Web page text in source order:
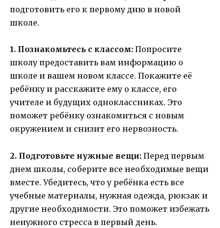
подготовить его к первому дню в новой
школе.
1. Познакомьтесь с классом: Попросите
школу предоставить вам информацию о
школе и вашем новом классе. Покажите её
ребёнку и расскажите ему о классе, его
учителе и будущих одноклассниках. Это
поможет ребёнку ознакомиться с новым
окружением и снизит его нервозность.
2. Подготовьте нужные вещи: Перед первым
днем школы, соберите все необходимые вещи
вместе. Убедитесь, что у ребёнка есть все
учебные материалы, нужная одежда, рюкзак и
другие необходимости. Это поможет избежать
ненужного стресса в первый день.